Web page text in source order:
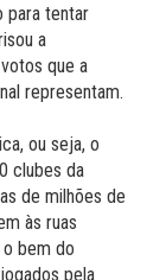
para tentar
a
que a
representam.
ou seja, o
clubes da
de milhões de
às ruas
bem do
pela